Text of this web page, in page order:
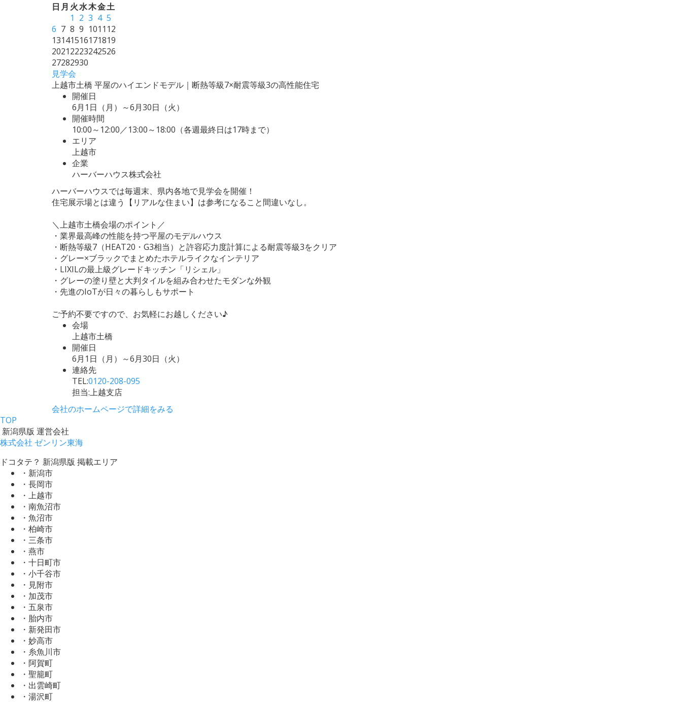
日 月 火水木金土
1 2 3 4 5
6 7 8 9 1011 12
13141516171819
20212223242526
27282930
見学会
上越市土橋 平屋のハイエンドモデル｜断熱等級7×耐震等級3の高性能住宅
開催日
6月1日（月）～6月30日（火）
開催時間
10:00～12:00／13:00～18:00（各週最終日は17時まで）
エリア
上越市
企業
ハーバーハウス株式会社
ハーバーハウスでは毎週末、県内各地で見学会を開催！
住宅展示場とは違う【リアルな住まい】は参考になること間違いなし。
＼上越市土橋会場のポイント／
・業界最高峰の性能を持つ平屋のモデルハウス
・断熱等級7（HEAT20・G3相当）と許容応力度計算による耐震等級3をクリア
・グレー×ブラックでまとめたホテルライクなインテリア
・LIXILの最上級グレードキッチン「リシェル」
・グレーの塗り壁と大判タイルを組み合わせたモダンな外観
・先進のIoTが日々の暮らしもサポート
ご予約不要ですので、お気軽にお越しください♪
会場
上越市土橋
開催日
6月1日（月）～6月30日（火）
連絡先
TEL:0120-208-095
担当:上越支店
会社のホームページで詳細をみる
TOP
新潟県版 運営会社
株式会社 ゼンリン東海
ドコタテ？ 新潟県版 掲載エリア
・新潟市
・長岡市
・上越市
・南魚沼市
・魚沼市
・柏崎市
・三条市
・燕市
・十日町市
・小千谷市
・見附市
・加茂市
・五泉市
・胎内市
・新発田市
・妙高市
・糸魚川市
・阿賀町
・聖籠町
・出雲崎町
・湯沢町